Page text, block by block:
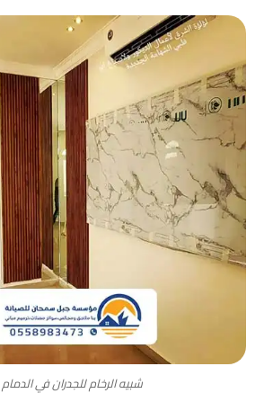
شبيه الرخام للجدران في الدمام